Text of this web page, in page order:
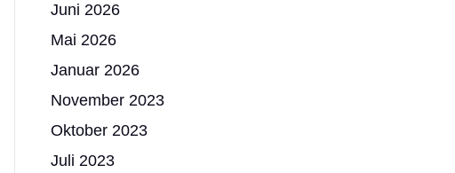
Juni 2026
Mai 2026
Januar 2026
November 2023
Oktober 2023
Juli 2023